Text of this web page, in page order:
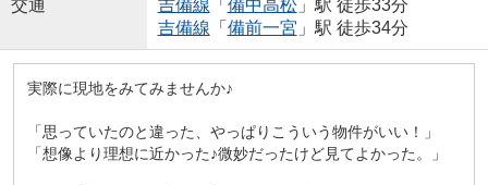
交通
吉備線 「 備中高松」駅 徒歩33分
吉備線 「 備前一宮 」駅 徒歩34分
実際に現地をみてみませんか♪
「思っていたのと違った、やっぱりこういう物件がいい！」
「想像より理想に近かった♪微妙だったけど見てよかった。」